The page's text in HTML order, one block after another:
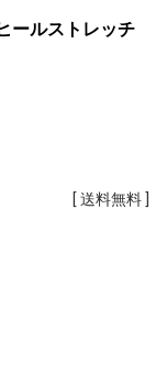
ールストレッチ
送料無料